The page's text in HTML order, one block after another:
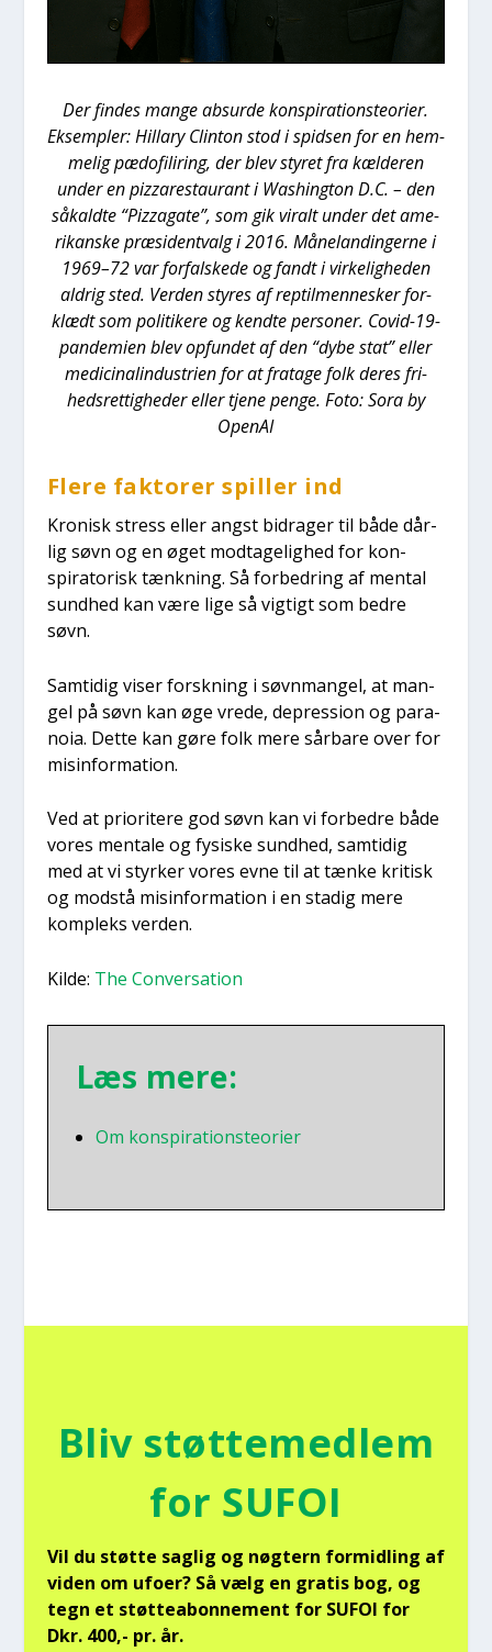
Der fin­des man­ge absur­de kon­spira­tions­te­o­ri­er.
Eksemp­ler: Hil­lary Clin­ton stod i spid­sen for en hem­
me­lig pædo­fi­li­ring, der blev sty­ret fra kæl­de­ren
under en pizza­re­stau­rant i Was­hin­g­ton D.C. – den
såkald­te “Pizza­ga­te”, som gik viralt under det ame­
ri­kan­ske præ­si­dentvalg i 2016. Månelan­din­ger­ne i
1969–72 var for­fal­ske­de og fandt i vir­ke­lig­he­den
aldrig sted. Ver­den sty­res af rep­til­men­ne­sker for­
klædt som poli­ti­ke­re og kend­te per­so­ner. Covid-19-
pan­de­mi­en blev opfun­det af den “dybe stat” eller
medi­ci­na­lin­du­stri­en for at fra­ta­ge folk deres fri­
heds­ret­tig­he­der eller tje­ne pen­ge. Foto: Sora by
Ope­nAI
Fle­re fak­to­rer spil­ler ind
Kro­nisk stress eller angst bidra­ger til både dår­
lig søvn og en øget mod­ta­ge­lig­hed for kon­
spira­to­risk tænk­ning. Så for­bed­ring af men­tal
sund­hed kan være lige så vig­tigt som bed­re
søvn.
Sam­ti­dig viser forsk­ning i søvn­man­gel, at man­
gel på søvn kan øge vre­de, depres­sion og para­
noia. Det­te kan gøre folk mere sår­ba­re over for
mis­in­for­ma­tion.
Ved at pri­o­ri­te­re god søvn kan vi for­bed­re både
vores men­tale og fysi­ske sund­hed, sam­ti­dig
med at vi styr­ker vores evne til at tæn­ke kri­tisk
og mod­stå mis­in­for­ma­tion i en sta­dig mere
kom­pleks ver­den.
Kil­de: The Con­ver­sa­tion
Læs mere:
Om kon­spira­tions­te­o­ri­er
Bliv støt­te­med­lem
for SUFOI
Vil du støt­te sag­lig og nøg­tern for­mid­ling af
viden om ufo­er? Så vælg en gra­tis bog, og
tegn et støt­tea­bon­ne­ment for SUFOI for
Dkr. 400,- pr. år.